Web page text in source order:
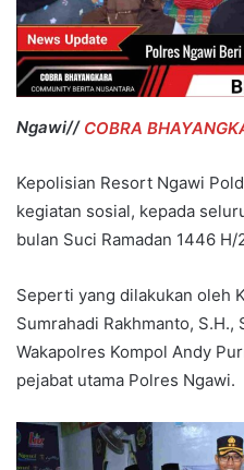
Ngawi// COBRA
Kepolisian Resort Ngawi
kegiatan sosial, kepada
bulan Suci Ramadan 1446 H/
Seperti yang dilakukan oleh
Sumrahadi Rakhmanto, S.H.,
Wakapolres Kompol Andy
pejabat utama Polres Ngawi.